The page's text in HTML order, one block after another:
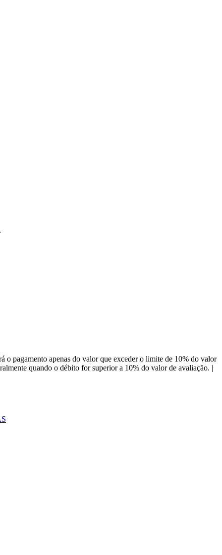
pagamento apenas do valor que exceder o limite de 10% do valor
quando o débito for superior a 10% do valor de avaliação. |